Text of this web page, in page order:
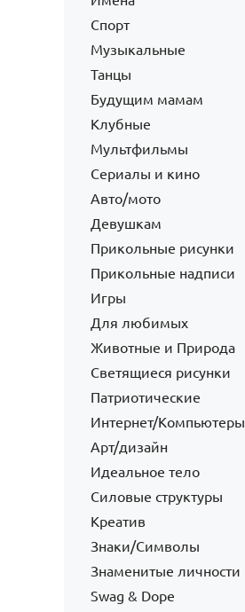
Спорт
Музыкальные
Танцы
Будущим мамам
Клубные
Мультфильмы
Сериалы и кино
Авто/мото
Девушкам
Прикольные рисунки
Прикольные надписи
Игры
Для любимых
Животные и Природа
Светящиеся рисунки
Патриотические
Интернет/Компьютеры
Арт/дизайн
Идеальное тело
Силовые структуры
Креатив
Знаки/Символы
Знаменитые личности
Swag & Dope